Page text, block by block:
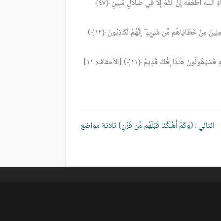
أَنُطْعِمُ مَن لَّوْ يَشَاءُ اللَّـهُ أَطْعَمَهُ إِنْ أَنتُمْ إِلَّا فِي ضَلَالٍ مُّبِينٍ ﴿٤٧﴾
اتَّبِعُوا سَبِيلَنَا وَلْنَحْمِلْ خَطَايَاكُمْ وَمَا هُم بِحَامِلِينَ مِنْ خَطَايَاهُم مِّن شَيْءٍ ۖ إِنَّهُمْ لَكَاذِبُونَ ﴿١٢﴾)
لَوْ كَانَ خَيْرًا مَّا سَبَقُونَا إِلَيْهِ ۚ وَإِذْ لَمْ يَهْتَدُوا بِهِ فَسَيَقُولُونَ هَـٰذَا إِفْكٌ قَدِيمٌ ﴿١١﴾) [الأحقاف: ١١]
التالي :(وَكَمْ أَهْلَكْنَا قَبْلَهُم مِّن قَرْنٍ) ثلاثة مواضع